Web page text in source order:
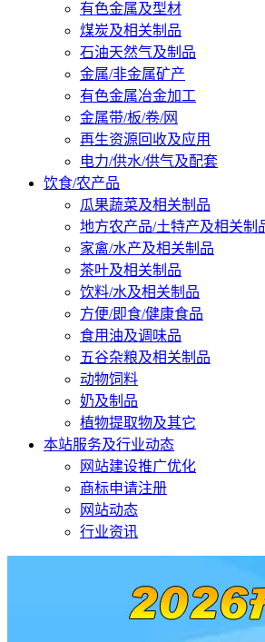
有色金属及型材
煤炭及相关制品
石油天然气及制品
金属/非金属矿产
有色金属冶金加工
金属带/板/卷/网
再生资源回收及应用
电力/供水/供气及配套
饮食/农产品
瓜果蔬菜及相关制品
地方农产品/土特产及相关制
家禽/水产及相关制品
茶叶及相关制品
饮料/水及相关制品
方便/即食/健康食品
食用油及调味品
五谷杂粮及相关制品
动物饲料
奶及制品
植物提取物及其它
本站服务及行业动态
网站建设推广优化
商标申请注册
网站动态
行业资讯